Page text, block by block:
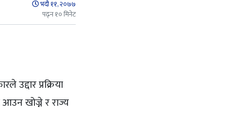
भदौ ११, २०७७
पढ्न १० मिनेट
उद्दार प्रक्रिया
खोज्ने र राज्य